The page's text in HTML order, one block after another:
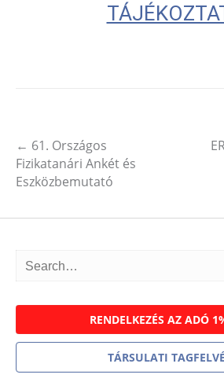
Post navigation
← 61. Országos
Fizikatanári Ankét és
Eszközbemutató
RENDELKEZÉS AZ ADÓ
TÁRSULATI